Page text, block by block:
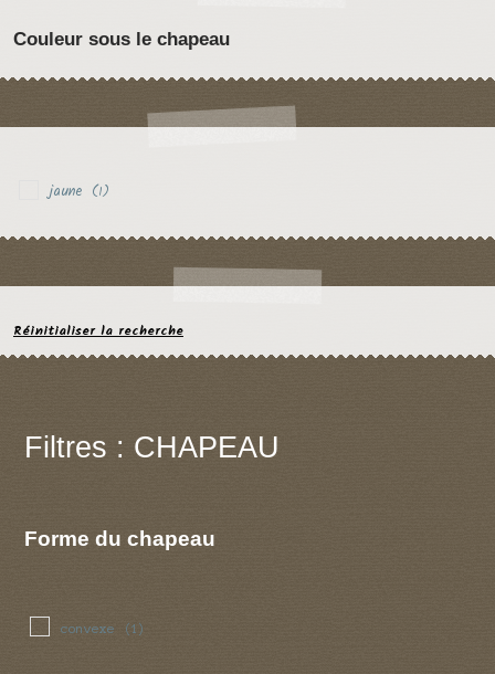
Couleur sous le chapeau
jaune (1)
Réinitialiser la recherche
Filtres : CHAPEAU
Forme du chapeau
convexe (1)